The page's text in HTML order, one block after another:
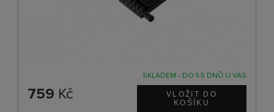
SKLADEM - DO 1-5 DNŮ U VÁS
759 Kč